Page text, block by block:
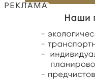
РЕКЛАМА